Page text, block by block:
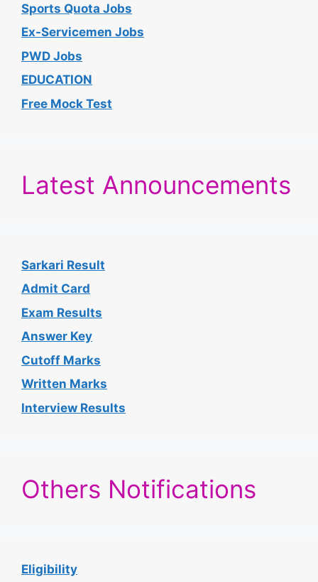
Sports Quota Jobs
Ex-Servicemen Jobs
PWD Jobs
EDUCATION
Free Mock Test
Latest Announcements
Sarkari Result
Admit Card
Exam Results
Answer Key
Cutoff Marks
Written Marks
Interview Results
Others Notifications
Eligibility